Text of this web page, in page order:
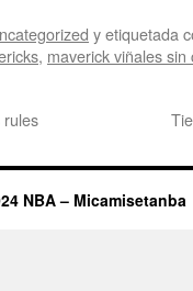
y etiquetada
, maverick viñales sin
rules
NBA – Micamisetanba